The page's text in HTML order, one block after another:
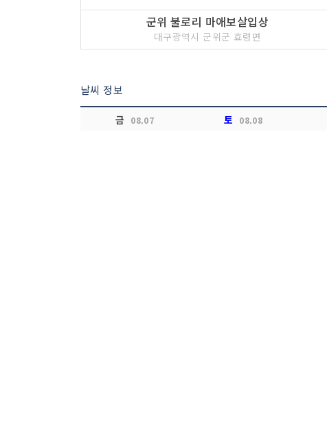
군위 불로리 마애보살입상
대구광역시 군위군 효령면
날씨 정보
금 08.07 토 08.08